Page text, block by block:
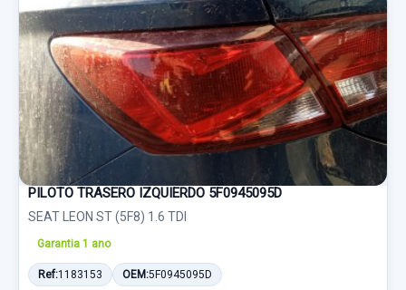
PILOTO TRASERO IZQUIERDO 5F0945095D
SEAT LEON ST (5F8) 1.6 TDI
Garantia 1 ano
Ref:1183153 OEM:5F0945095D